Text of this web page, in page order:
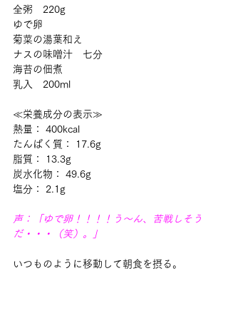
全粥　220g
ゆで卵
菊菜の湯葉和え
ナスの味噌汁　七分
海苔の佃煮
乳入　200ml
≪栄養成分の表示≫
熱量： 400kcal
たんぱく質： 17.6g
脂質： 13.3g
炭水化物： 49.6g
塩分： 2.1g
声：「ゆで卵！！！！う～ん、苦戦しそう
だ・・・（笑）。」
いつものように移動して朝食を摂る。